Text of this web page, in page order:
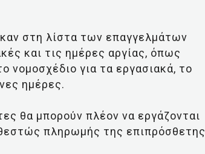
στη λίστα των επαγγελμάτων
και τις ημέρες αργίας, όπως
νομοσχέδιο για τα εργασιακά, το
ημέρες.
θα μπορούν πλέον να εργάζονται
πληρωμής της επιπρόσθετης